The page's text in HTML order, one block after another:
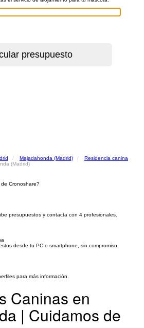
Majadahonda (Madrid)
Residencia canina
(Madrid)
Cronoshare?
presupuestos y contacta con 4 profesionales.
desde tu PC o smartphone, sin compromiso.
para más información.
Caninas en
| Cuidamos de